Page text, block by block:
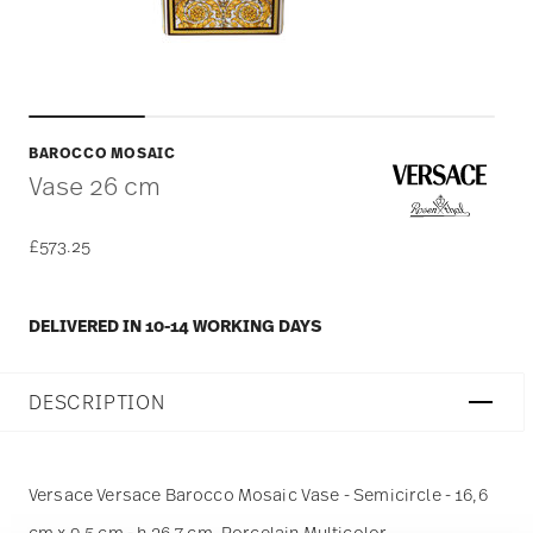
BAROCCO MOSAIC
Vase 26 cm
£573.25
DELIVERED IN 10-14 WORKING DAYS
DESCRIPTION
Versace Versace Barocco Mosaic Vase - Semicircle - 16,6